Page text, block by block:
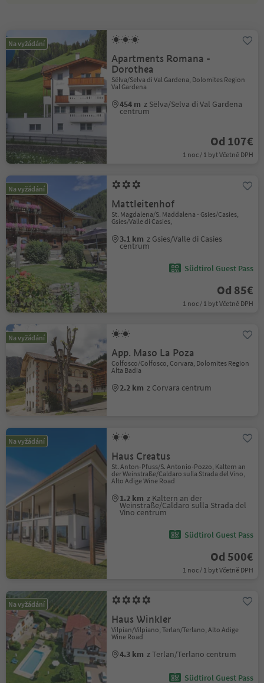
Na vyžádání
Apartments Romana -
Dorothea
Sëlva/Selva di Val Gardena, Dolomites Region
Val Gardena
454 m z Sëlva/Selva di Val Gardena
centrum
Od 107€
1 noc / 1 byt Včetně DPH
Na vyžádání
Mattleitenhof
St. Magdalena/S. Maddalena - Gsies/Casies,
Gsies/Valle di Casies,
3.1 km z Gsies/Valle di Casies
centrum
Südtirol Guest Pass
Od 85€
1 noc / 1 byt Včetně DPH
Na vyžádání
App. Maso La Poza
Colfosco/Colfosco, Corvara, Dolomites Region
Alta Badia
2.2 km z Corvara centrum
Na vyžádání
Haus Creatus
St. Anton-Pfuss/S. Antonio-Pozzo, Kaltern an
der Weinstraße/Caldaro sulla Strada del Vino,
Alto Adige Wine Road
1.2 km z Kaltern an der
Weinstraße/Caldaro sulla Strada del
Vino centrum
Südtirol Guest Pass
Od 500€
1 noc / 1 byt Včetně DPH
Na vyžádání
Haus Winkler
Vilpian/Vilpiano, Terlan/Terlano, Alto Adige
Wine Road
4.3 km z Terlan/Terlano centrum
Südtirol Guest Pass